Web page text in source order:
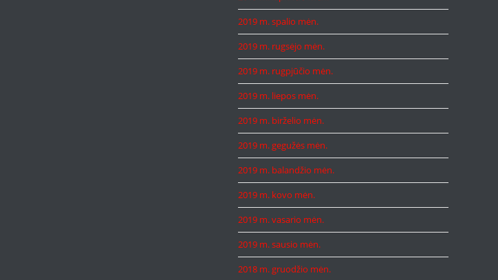
2019 m. spalio mėn.
2019 m. rugsėjo mėn.
2019 m. rugpjūčio mėn.
2019 m. liepos mėn.
2019 m. birželio mėn.
2019 m. gegužės mėn.
2019 m. balandžio mėn.
2019 m. kovo mėn.
2019 m. vasario mėn.
2019 m. sausio mėn.
2018 m. gruodžio mėn.